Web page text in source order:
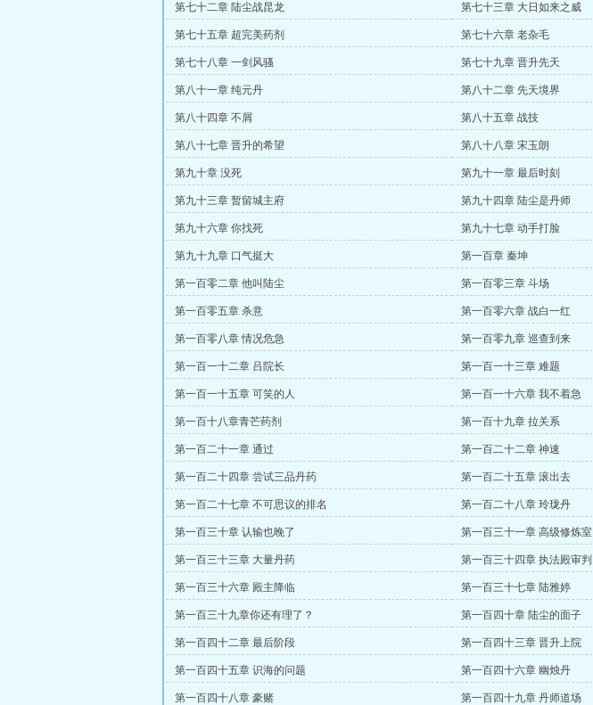
第七十二章 陆尘战昆龙 第七十三章 大日如来之威
第七十五章 超完美药剂 第七十六章 老杂毛
第七十八章 一剑风骚 第七十九章 晋升先天
第八十一章 纯元丹 第八十二章 先天境界
第八十四章 不屑 第八十五章 战技
第八十七章 晋升的希望 第八十八章 宋玉朗
第九十章 没死 第九十一章 最后时刻
第九十三章 暂留城主府 第九十四章 陆尘是丹师
第九十六章 你找死 第九十七章 动手打脸
第九十九章 口气挺大 第一百章 秦坤
第一百零二章 他叫陆尘 第一百零三章 斗场
第一百零五章 杀意 第一百零六章 战白一红
第一百零八章 情况危急 第一百零九章 巡查到来
第一百一十二章 吕院长 第一百一十三章 难题
第一百一十五章 可笑的人 第一百一十六章 我不着急
第一百十八章青芒药剂 第一百十九章 拉关系
第一百二十一章 通过 第一百二十二章 神速
第一百二十四章 尝试三品丹药 第一百二十五章 滚出去
第一百二十七章 不可思议的排名 第一百二十八章 玲珑丹
第一百三十章 认输也晚了 第一百三十一章 高级修炼室
第一百三十三章 大量丹药 第一百三十四章 执法殿审判
第一百三十六章 殿主降临 第一百三十七章 陆雅婷
第一百三十九章你还有理了？ 第一百四十章 陆尘的面子
第一百四十二章 最后阶段 第一百四十三章 晋升上院
第一百四十五章 识海的问题 第一百四十六章 幽烛丹
第一百四十八章 豪赌 第一百四十九章 丹师道场